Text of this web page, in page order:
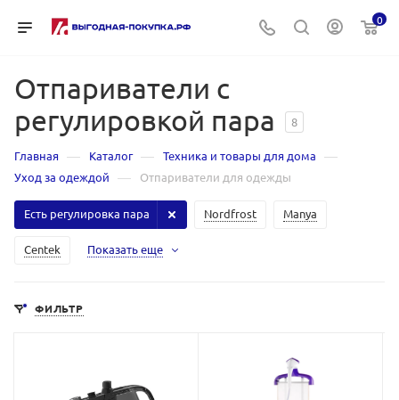
0
Отпариватели с
регулировкой пара
8
Главная — Каталог — Техника и товары для дома —
Уход за одеждой — Отпариватели для одежды
Nordfrost Manya
Centek
Есть регулировка пара
Показать еще
ФИЛЬТР